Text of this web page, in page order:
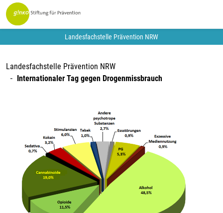
Landesfachstelle Prävention NRW
Landesfachstelle Prävention NRW
Internationaler Tag gegen Drogenmissbrauch